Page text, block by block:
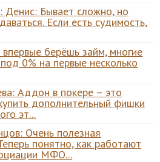
Денис: Бывает сложно, но
Если есть судимость,
впервые берёшь займ, многие
0% на первые несколько
Аддон в покере – это
дополнительный фишки
эт...
Очень полезная
понятно, как работают
МФО...